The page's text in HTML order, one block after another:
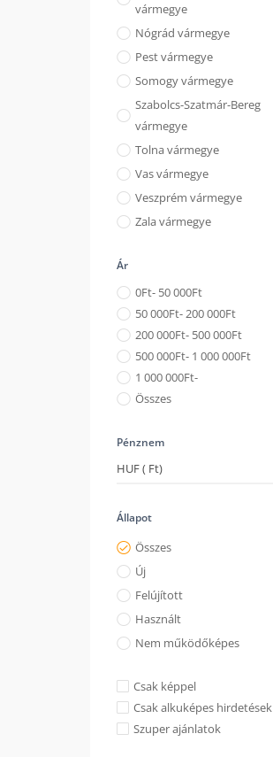
vármegye
Nógrád vármegye
Pest vármegye
Somogy vármegye
Szabolcs-Szatmár-Bereg
vármegye
Tolna vármegye
Vas vármegye
Veszprém vármegye
Zala vármegye
Ár
0Ft- 50 000Ft
50 000Ft- 200 000Ft
200 000Ft- 500 000Ft
500 000Ft- 1 000 000Ft
1 000 000Ft-
Összes
Pénznem
Állapot
Összes
Új
Felújított
Használt
Nem működőképes
Csak képpel
Csak alkuképes hirdetések
Szuper ajánlatok